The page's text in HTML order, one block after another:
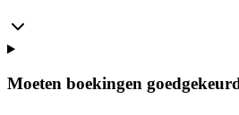
Moeten boekingen